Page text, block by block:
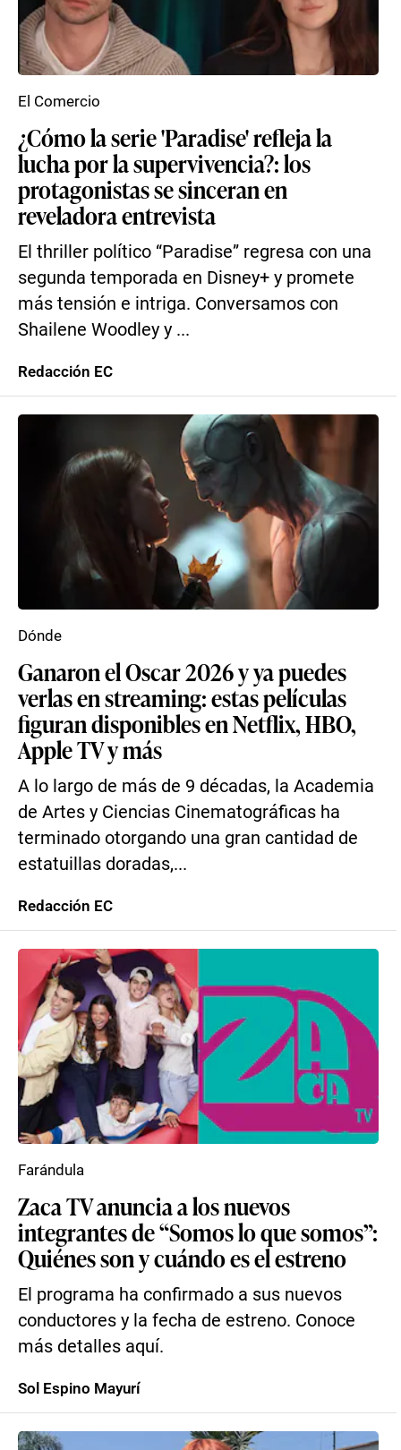
¿Cómo la serie 'Paradise' refleja la
lucha por la supervivencia?: los
protagonistas se sinceran en
reveladora entrevista
El thriller político “Paradise” regresa con una
segunda temporada en Disney+ y promete
más tensión e intriga. Conversamos con
Shailene Woodley y ...
El Comercio
Redacción EC
Ganaron el Oscar 2026 y ya puedes
verlas en streaming: estas películas
figuran disponibles en Netflix, HBO,
Apple TV y más
A lo largo de más de 9 décadas, la Academia
de Artes y Ciencias Cinematográficas ha
terminado otorgando una gran cantidad de
estatuillas doradas,...
Dónde
Redacción EC
Zaca TV anuncia a los nuevos
integrantes de “Somos lo que somos”:
Quiénes son y cuándo es el estreno
El programa ha confirmado a sus nuevos
conductores y la fecha de estreno. Conoce
más detalles aquí.
Farándula
Sol Espino Mayurí